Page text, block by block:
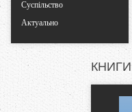
Суспільство
Актуально
КНИГИ